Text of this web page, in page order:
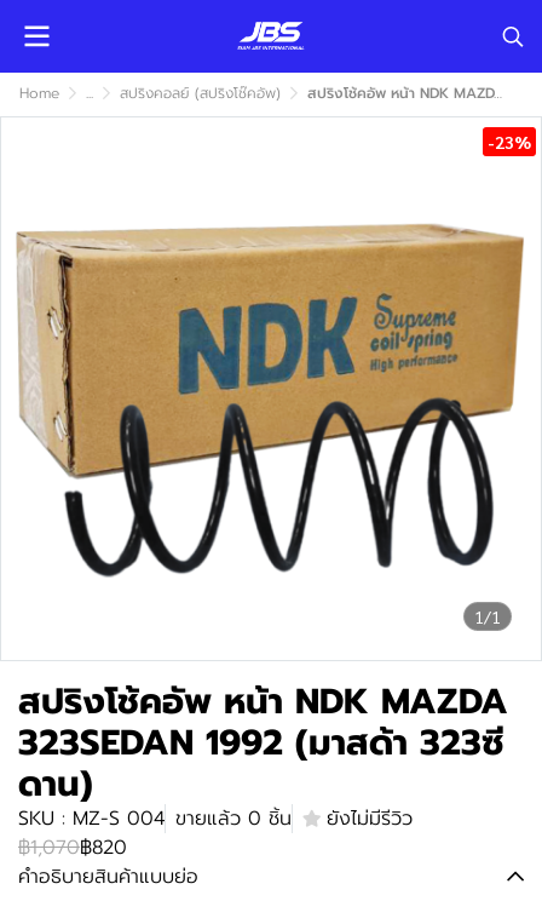
Home ... สปริงคอลย์ (สปริงโช๊คอัพ) สปริงโช้คอัพ หน้า NDK MAZDA 323SEDAN 1992 (มาสด้า 323ซีดาน)
1/1
-23%
สปริงโช้คอัพ หน้า NDK MAZDA
323SEDAN 1992 (มาสด้า 323ซี
ดาน)
SKU : MZ-S 004 ขายแล้ว 0 ชิ้น
ยังไม่มีรีวิว
฿1,070฿820
คำอธิบายสินค้าแบบย่อ